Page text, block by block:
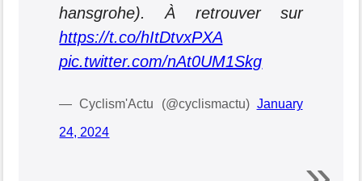
hansgrohe). À retrouver sur
https://t.co/hItDtvxPXA
pic.twitter.com/nAt0UM1Skg
— Cyclism'Actu (@cyclismactu) January
24, 2024